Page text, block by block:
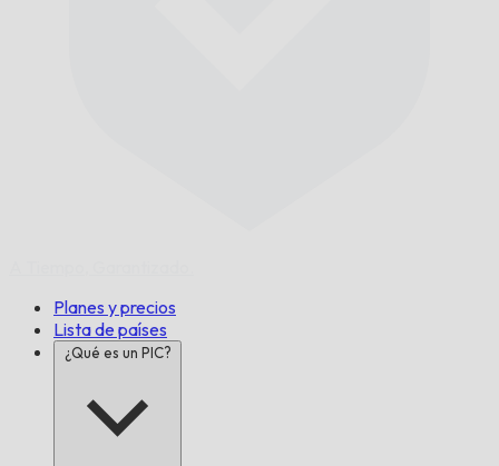
Planes y precios
Lista de países
¿Qué es un PIC?